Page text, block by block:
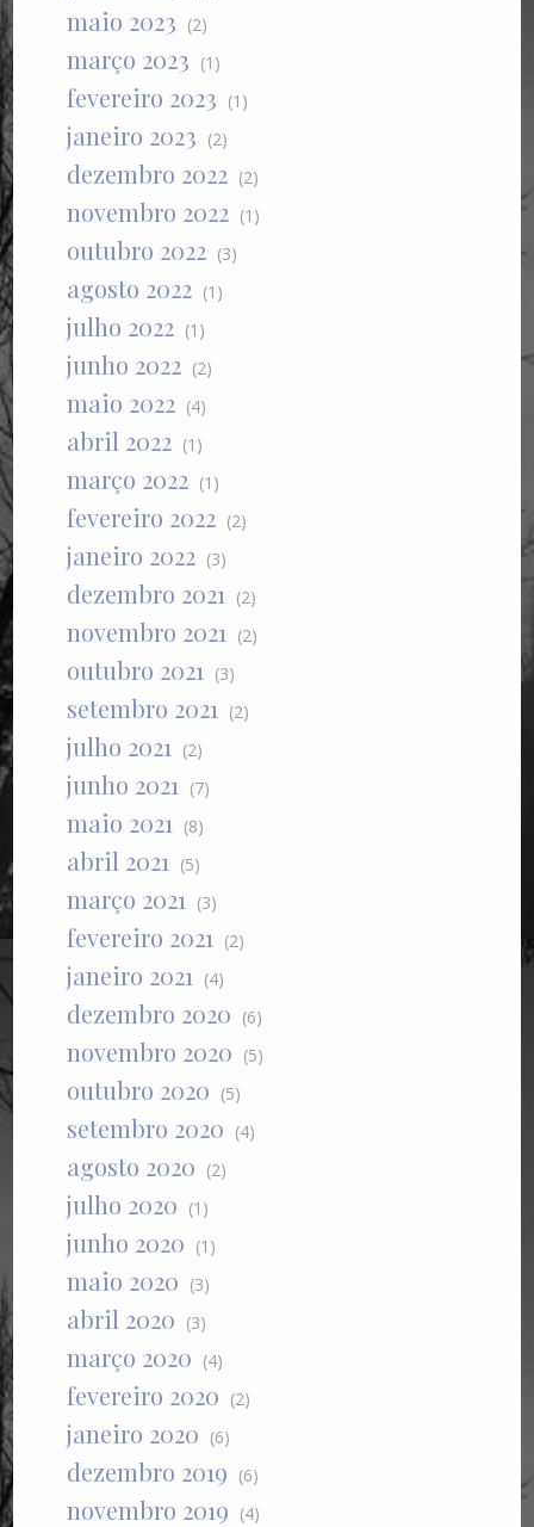
maio 2023 (2)
março 2023 (1)
fevereiro 2023 (1)
janeiro 2023 (2)
dezembro 2022 (2)
novembro 2022 (1)
outubro 2022 (3)
agosto 2022 (1)
julho 2022 (1)
junho 2022 (2)
maio 2022 (4)
abril 2022 (1)
março 2022 (1)
fevereiro 2022 (2)
janeiro 2022 (3)
dezembro 2021 (2)
novembro 2021 (2)
outubro 2021 (3)
setembro 2021 (2)
julho 2021 (2)
junho 2021 (7)
maio 2021 (8)
abril 2021 (5)
março 2021 (3)
fevereiro 2021 (2)
janeiro 2021 (4)
dezembro 2020 (6)
novembro 2020 (5)
outubro 2020 (5)
setembro 2020 (4)
agosto 2020 (2)
julho 2020 (1)
junho 2020 (1)
maio 2020 (3)
abril 2020 (3)
março 2020 (4)
fevereiro 2020 (2)
janeiro 2020 (6)
dezembro 2019 (6)
novembro 2019 (4)